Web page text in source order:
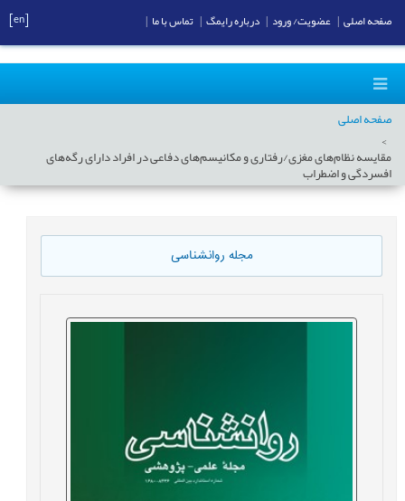
صفحه اصلی
مقایسه نظام‌های مغزی/رفتاری و مکانیسم‌های دفاعی در افراد دارای رگه‌های
افسردگی و اضطراب
مجله روانشناسی
صفحه اصلی عضویت/ ورود درباره رایمگ تماس با ما